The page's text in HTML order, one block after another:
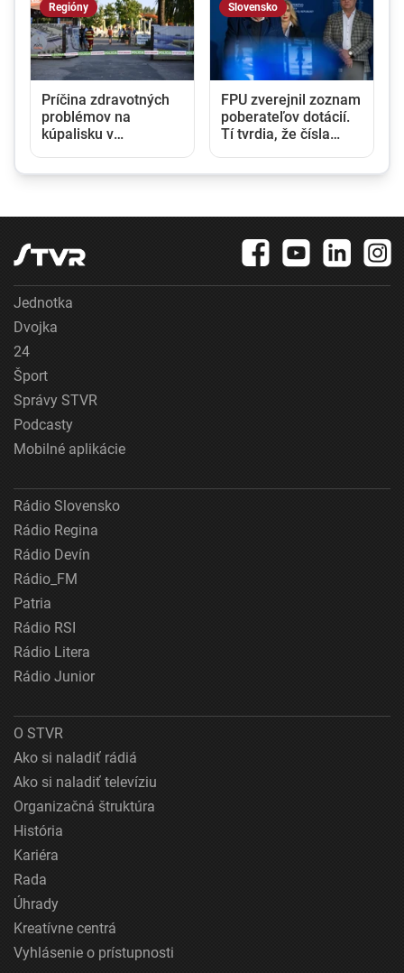
Regióny
Príčina zdravotných
problémov na
kúpalisku v
Slovensko
FPU zverejnil zoznam
poberateľov dotácií.
Tí tvrdia, že čísla
Jednotka
Dvojka
24
Šport
Správy STVR
Podcasty
Mobilné aplikácie
Rádio Slovensko
Rádio Regina
Rádio Devín
Rádio_FM
Patria
Rádio RSI
Rádio Litera
Rádio Junior
O STVR
Ako si naladiť rádiá
Ako si naladiť televíziu
Organizačná štruktúra
História
Kariéra
Rada
Úhrady
Kreatívne centrá
Vyhlásenie o prístupnosti